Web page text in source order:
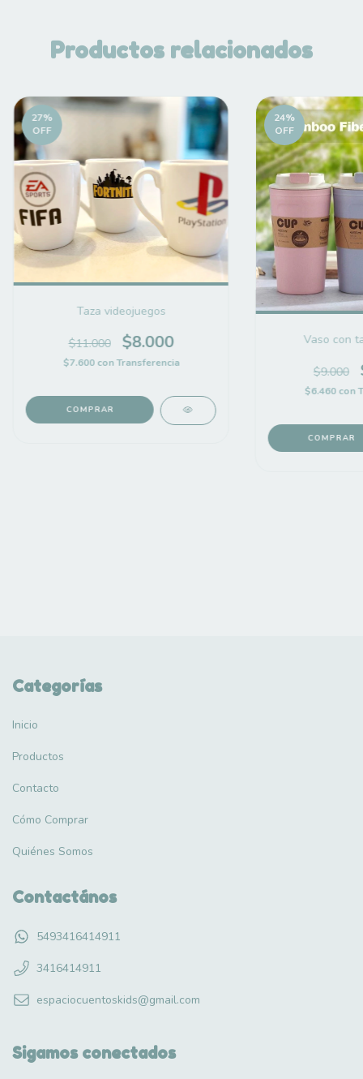
Productos relacionados
27%
OFF
Taza videojuegos
$11.000 $8.000
$7.600con Transferencia
COMPRAR
24%
OFF
Vaso con
$9.000
$6.460con
COMPRAR
Categorías
Inicio
Productos
Contacto
Cómo Comprar
Quiénes Somos
Contactános
5493416414911
3416414911
espaciocuentoskids@gmail.com
Sigamos conectados